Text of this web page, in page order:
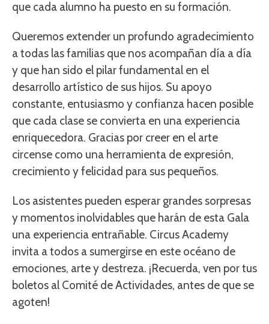
que cada alumno ha puesto en su formación.
Queremos extender un profundo agradecimiento
a todas las familias que nos acompañan día a día
y que han sido el pilar fundamental en el
desarrollo artístico de sus hijos. Su apoyo
constante, entusiasmo y confianza hacen posible
que cada clase se convierta en una experiencia
enriquecedora. Gracias por creer en el arte
circense como una herramienta de expresión,
crecimiento y felicidad para sus pequeños.
Los asistentes pueden esperar grandes sorpresas
y momentos inolvidables que harán de esta Gala
una experiencia entrañable. Circus Academy
invita a todos a sumergirse en este océano de
emociones, arte y destreza. ¡Recuerda, ven por tus
boletos al Comité de Actividades, antes de que se
agoten!